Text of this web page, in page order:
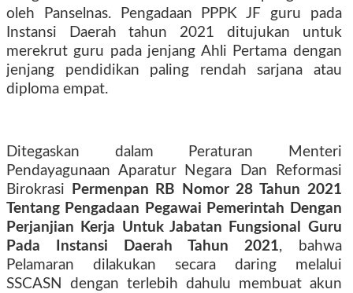
oleh Panselnas. Pengadaan PPPK JF guru pada
Instansi Daerah tahun 2021 ditujukan untuk
merekrut guru pada jenjang Ahli Pertama dengan
jenjang pendidikan paling rendah sarjana atau
diploma empat.
Ditegaskan dalam Peraturan Menteri
Pendayagunaan Aparatur Negara Dan Reformasi
Birokrasi
Permenpan RB Nomor 28 Tahun 2021
Tentang Pengadaan Pegawai Pemerintah Dengan
Perjanjian Kerja Untuk Jabatan Fungsional Guru
Pada Instansi Daerah Tahun 2021, bahwa
Pelamaran dilakukan secara daring melalui
SSCASN dengan terlebih dahulu membuat akun